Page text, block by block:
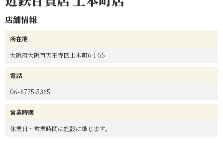
店舗情報
所在地
大阪府大阪市天王寺区上本町6-1-55
電話
06ｰ6775-5365
営業時間
休業日・営業時間は施設に準じます。